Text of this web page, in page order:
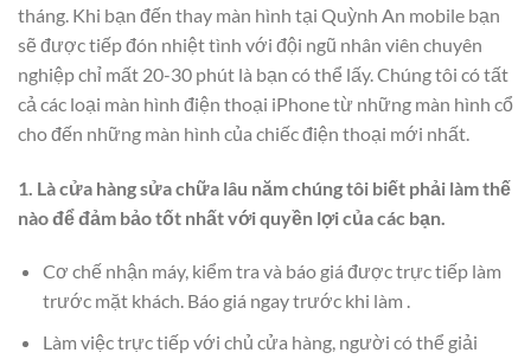
tháng. Khi bạn đến thay màn hình tại Quỳnh An mobile bạn
sẽ được tiếp đón nhiệt tình với đội ngũ nhân viên chuyên
nghiệp chỉ mất 20-30 phút là bạn có thể lấy. Chúng tôi có tất
cả các loại màn hình điện thoại iPhone từ những màn hình cổ
cho đến những màn hình của chiếc điện thoại mới nhất.
1. Là cửa hàng sửa chữa lâu năm chúng tôi biết phải làm thế
nào để đảm bảo tốt nhất với quyền lợi của các bạn.
Cơ chế nhận máy, kiểm tra và báo giá được trực tiếp làm
trước mặt khách. Báo giá ngay trước khi làm .
Làm việc trực tiếp với chủ cửa hàng, người có thể giải